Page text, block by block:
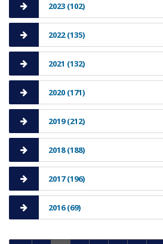
2023 (102)
2022 (135)
2021 (132)
2020 (171)
2019 (212)
2018 (188)
2017 (196)
2016 (69)